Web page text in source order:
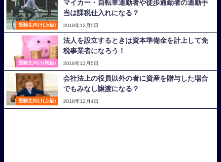
受験生向け(上級)
マイカー・自転車通勤者や徒歩通勤者の通勤手
当は課税仕入れになる？
2018年12月5日
受験生向け(初級)
法人を設立するときは資本準備金を計上して免
税事業者になろう！
2018年12月5日
受験生向け(上級)
会社法上の役員以外の者に資産を贈与した場合
でもみなし譲渡になる？
2018年12月4日